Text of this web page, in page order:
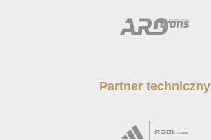
Partner techniczny